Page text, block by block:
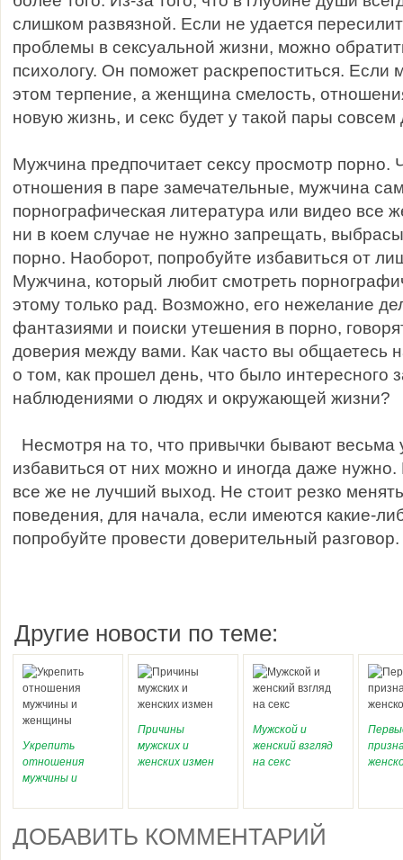
слишком развязной. Если не удается
проблемы в сексуальной жизни, можно
психологу. Он поможет раскрепоститься. Если
этом терпение, а женщина смелость,
новую жизнь, и секс будет у такой пары совсем
Мужчина предпочитает сексу просмотр порно.
отношения в паре замечательные, мужчина
порнографическая литература или видео
ни в коем случае не нужно запрещать,
порно. Наоборот, попробуйте избавиться от
Мужчина, который любит смотреть
этому только рад. Возможно, его нежелание
фантазиями и поиски утешения в порно,
доверия между вами. Как часто вы общаетесь
о том, как прошел день, что было интересного
наблюдениями о людях и окружающей жизни?
Несмотря на то, что привычки бывают весьма
избавиться от них можно и иногда даже
все же не лучший выход. Не стоит резко
поведения, для начала, если имеются какие-
попробуйте провести доверительный разговор.
Другие новости по теме:
Укрепить
отношения
мужчины и
Причины
мужских и
женских измен
Мужской и
женский взгляд
на секс
ДОБАВИТЬ КОММЕНТАРИЙ